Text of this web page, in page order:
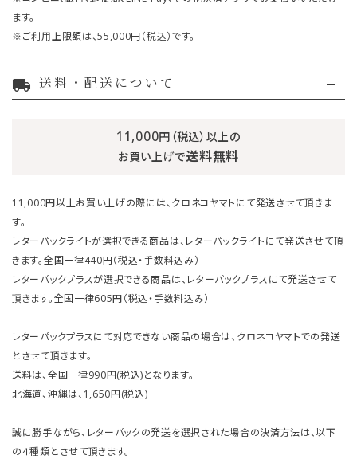
ます。
※ご利用上限額は、55,000円（税込）です。
local_shipping 送料・配送について
11,000円（税込）以上の
お買い上げで送料無料
11,000円以上お買い上げの際には、クロネコヤマトにて発送させて頂きま
す。
レターパックライトが選択できる商品は、レターパックライトにて発送させて頂
きます。全国一律440円（税込・手数料込み）
レターパックプラスが選択できる商品は、レターパックプラスにて発送させて
頂きます。全国一律605円（税込・手数料込み）
レターパックプラスにて対応できない商品の場合は、クロネコヤマトでの発送
とさせて頂きます。
送料は、全国一律990円(税込)となります。
北海道、沖縄は、1,650円(税込)
誠に勝手ながら、レターパックの発送を選択された場合の決済方法は、以下
の４種類とさせて頂きます。